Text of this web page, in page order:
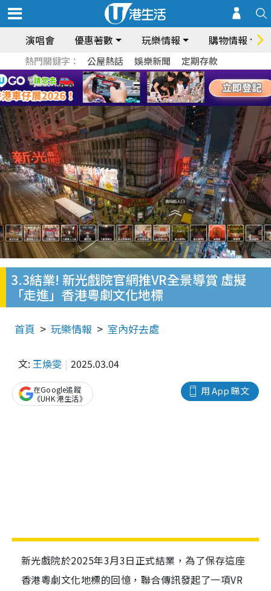
演唱會 優惠著數 玩樂情報 購物情報
熱門關鍵字： 公屋熱話 娛樂新聞 定期存款
3.3結業! 新光戲院官網推VR全景導賞 虛擬
「走進」香港粵劇文化地標
首頁 玩樂情報 室內好去處
文: 王煥雯 2025.03.04
用 App 睇文
在Google追蹤
《UHK 港生活》
新光戲院於2025年3月3日正式結業，為了保存這座
香港粵劇文化地標的回憶，聯合傳訊發起了一項VR